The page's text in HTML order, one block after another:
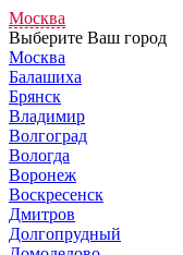
Москва
Выберите Ваш город
Москва
Балашиха
Брянск
Владимир
Волгоград
Вологда
Воронеж
Воскресенск
Дмитров
Долгопрудный